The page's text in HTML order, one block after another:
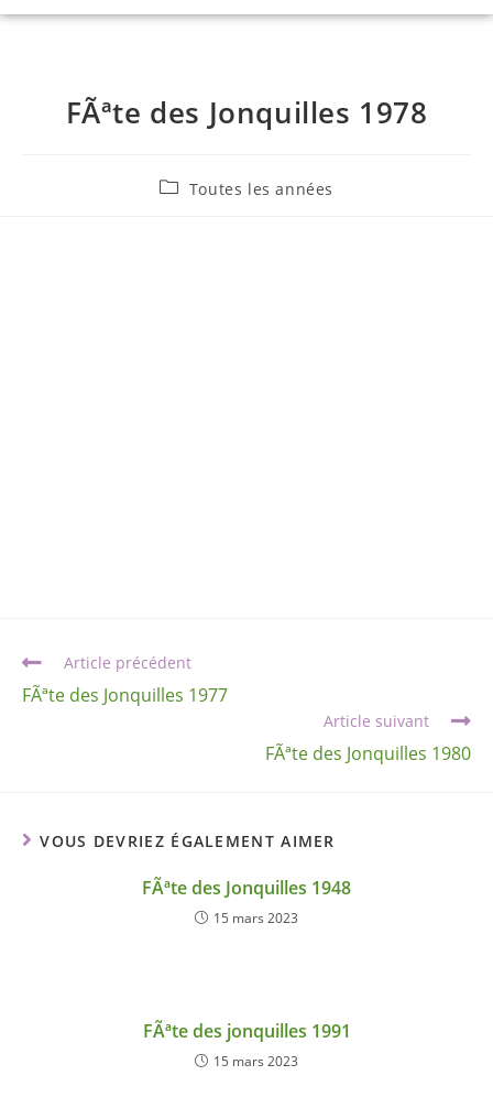
FÃªte des Jonquilles 1978
Toutes les années
Article précédent
FÃªte des Jonquilles 1977
Article suivant
FÃªte des Jonquilles 1980
VOUS DEVRIEZ ÉGALEMENT AIMER
FÃªte des Jonquilles 1948
15 mars 2023
FÃªte des jonquilles 1991
15 mars 2023